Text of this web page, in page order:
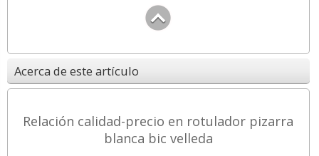
Acerca de este artículo
Relación calidad-precio en rotulador pizarra
blanca bic velleda